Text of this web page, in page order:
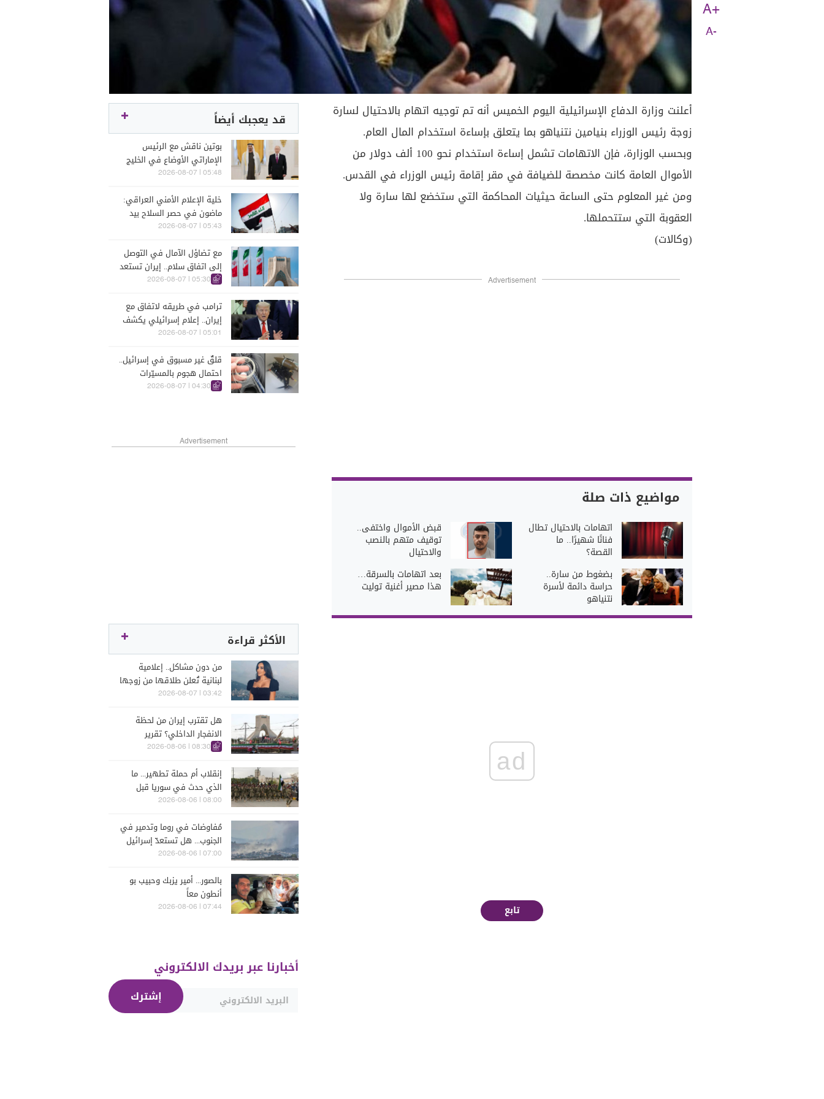
A+
A-
أعلنت وزارة الدفاع الإسرائيلية اليوم الخميس أنه تم توجيه اتهام بالاحتيال‭ ‬لسارة
زوجة رئيس الوزراء بنيامين نتنياهو بما يتعلق بإساءة استخدام المال العام.
وبحسب الوزارة، فإن الاتهامات تشمل إساءة استخدام نحو 100 ألف دولار من
الأموال العامة كانت مخصصة للضيافة في مقر إقامة رئيس الوزراء في القدس.
ومن غير المعلوم حتى الساعة حيثيات المحاكمة التي ستخضع لها سارة ولا
العقوبة التي ستتحملها.
(وكالات)
Advertisement
مواضيع ذات صلة
اتهامات بالاحتيال تطال
فنانًا شهيرًا.. ما
القصة؟
قبض الأموال واختفى..
توقيف متهم بالنصب
والاحتيال
بضغوط من سارة..
حراسة دائمة لأسرة
نتنياهو
بعد اتهامات بالسرقة…
هذا مصير أغنية توليت
ad
تابع
قد يعجبك أيضاً
بوتين ناقش مع الرئيس
الإماراتي الأوضاع في الخليج
وأوكرانيا
05:48 | 2026-08-07
خلية الإعلام الأمني العراقي:
ماضون في حصر السلاح بيد
الدولة
05:43 | 2026-08-07
مع تضاؤل الآمال في التوصل
إلى اتفاق سلام.. إيران تستعد
لحرب طويلة الأمد
05:30 | 2026-08-07
ترامب في طريقه لاتفاق مع
إيران.. إعلام إسرائيلي يكشف
05:01 | 2026-08-07
قلقٌ غير مسبوق في إسرائيل..
احتمال هجوم بالمسيّرات
يشغل كبار المسؤولين الأمنيين
04:30 | 2026-08-07
Advertisement
الأكثر قراءة
من دون مشاكل.. إعلامية
لبنانية تُعلن طلاقها من زوجها
رجل الأعمال
03:42 | 2026-08-07
هل تقترب إيران من لحظة
الانفجار الداخلي؟ تقرير
اسرائيلي يكشف الكواليس
08:30 | 2026-08-06
إنقلاب أم حملة تطهير... ما
الذي حدث في سوريا قبل
يومين؟
08:00 | 2026-08-06
مُفاوضات في روما وتدمير في
الجنوب... هل تستعدّ إسرائيل
للحرب؟
07:00 | 2026-08-06
بالصور... أمير يزبك وحبيب بو
أنطون معاً
07:44 | 2026-08-06
أخبارنا عبر بريدك الالكتروني
إشترك